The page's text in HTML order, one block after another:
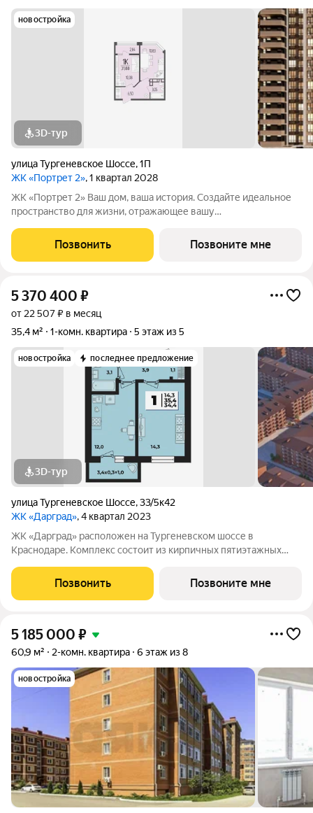
новостройка
3D-тур
улица Тургеневское Шоссе,1П
ЖК «Портрет 2», 1 квартал 2028
ЖК «Портрет 2» Ваш дом, ваша история. Создайте идеальное
пространство для жизни, отражающее вашу
Отличные условия для семей с детьми. Рядом находятся
несколько действующих детских садов. Это
Позвонить Позвоните мне
5 370 400 ₽
от 22 507 ₽ в месяц
35,4 м²
1-комн. квартира 5 этаж из 5
новостройка последнее предложение
3D-тур
улица Тургеневское Шоссе,33/5к42
ЖК «Дарград», 4 квартал 2023
ЖК «Дарград» расположен на Тургеневском шоссе в
Краснодаре. Комплекс состоит из кирпичных пятиэтажных
В комплексе представлены квартиры от студий до
трёхкомнатных с предчистовой отделкой, также
Позвонить Позвоните мне
5 185 000 ₽
60,9 м² 2-комн. квартира 6 этаж из 8
новостройка